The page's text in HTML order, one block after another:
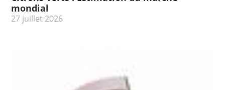
mondial
27 juillet 2026